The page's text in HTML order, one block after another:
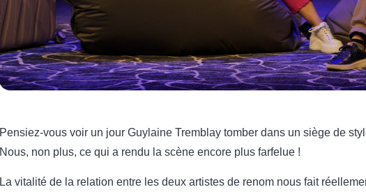
Pensiez-vous voir un jour Guylaine Tremblay tomber dans un siège de
Nous, non plus, ce qui a rendu la scène encore plus farfelue !
La vitalité de la relation entre les deux artistes de renom nous fait